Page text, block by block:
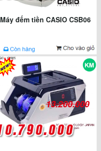
Máy đếm tiền CASIO CSB06
13.200.000